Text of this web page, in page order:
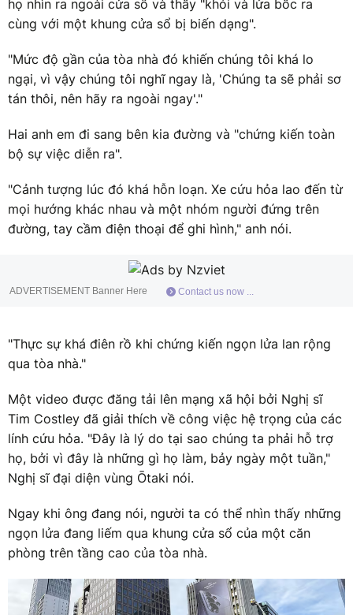
họ nhìn ra ngoài cửa sổ và thấy "khói và lửa bốc ra
cùng với một khung cửa sổ bị biến dạng".
"Mức độ gần của tòa nhà đó khiến chúng tôi khá lo
ngại, vì vậy chúng tôi nghĩ ngay là, 'Chúng ta sẽ phải sơ
tán thôi, nên hãy ra ngoài ngay'."
Hai anh em đi sang bên kia đường và "chứng kiến toàn
bộ sự việc diễn ra".
"Cảnh tượng lúc đó khá hỗn loạn. Xe cứu hỏa lao đến từ
mọi hướng khác nhau và một nhóm người đứng trên
đường, tay cầm điện thoại để ghi hình," anh nói.
ADVERTISEMENT Banner Here Contact us now ...
"Thực sự khá điên rồ khi chứng kiến ngọn lửa lan rộng
qua tòa nhà."
Một video được đăng tải lên mạng xã hội bởi Nghị sĩ
Tim Costley đã giải thích về công việc hệ trọng của các
lính cứu hỏa. "Đây là lý do tại sao chúng ta phải hỗ trợ
họ, bởi vì đây là những gì họ làm, bảy ngày một tuần,"
Nghị sĩ đại diện vùng Ōtaki nói.
Ngay khi ông đang nói, người ta có thể nhìn thấy những
ngọn lửa đang liếm qua khung cửa sổ của một căn
phòng trên tầng cao của tòa nhà.